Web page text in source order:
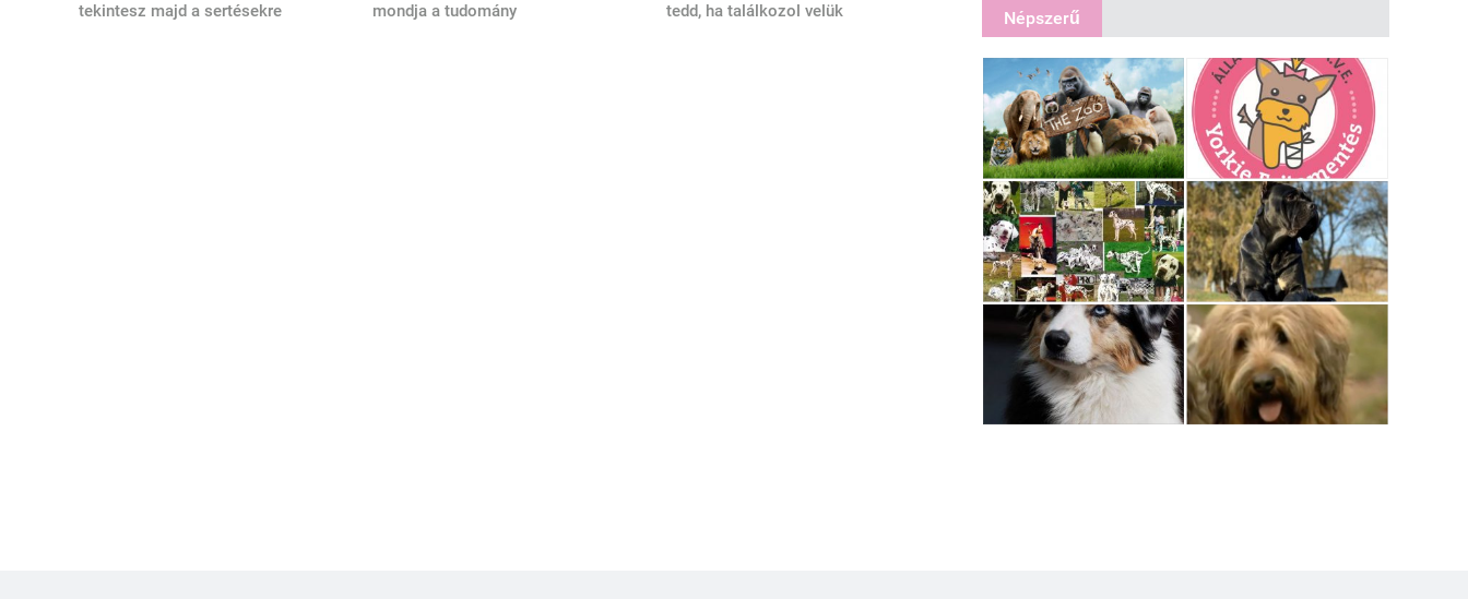
tekintesz majd a sertésekre
mondja a tudomány
tedd, ha találkozol velük
Népszerű